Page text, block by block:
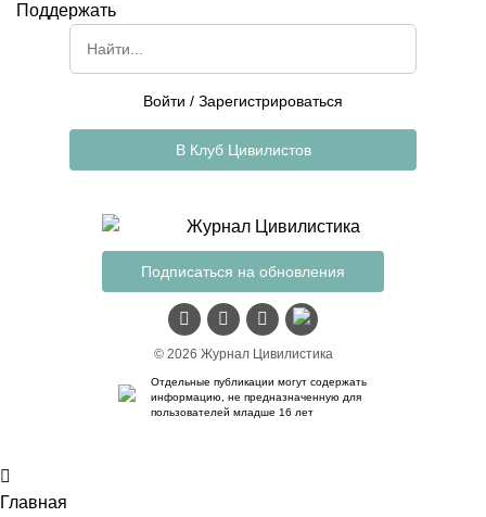
Поддержать
Подписаться на обновления
© 2026 Журнал Цивилистика
Отдельные публикации могут содержать
информацию, не предназначенную для
пользователей младше 16 лет
Войти / Зарегистрироваться
В Клуб Цивилистов
Главная